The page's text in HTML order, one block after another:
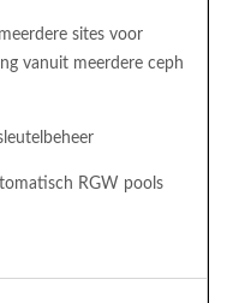
sites voor
vanuit meerdere ceph
RGW pools